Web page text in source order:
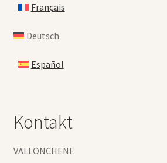
Français
Deutsch
Español
Kontakt
VALLONCHENE